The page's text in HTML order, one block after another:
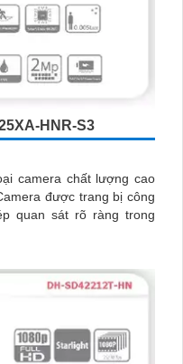
HNR-S3
camera chất lượng cao
quan sát rõ ràng trong